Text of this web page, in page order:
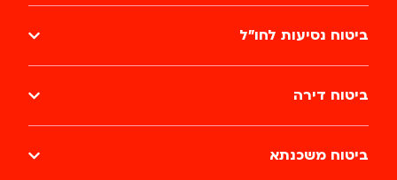
ביטוח נסיעות לחו״ל
ביטוח דירה
ביטוח משכנתא